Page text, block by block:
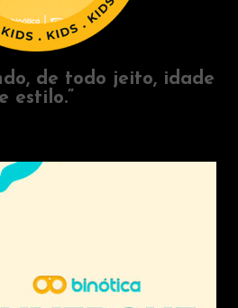
de todo jeito, idade
e estilo.”